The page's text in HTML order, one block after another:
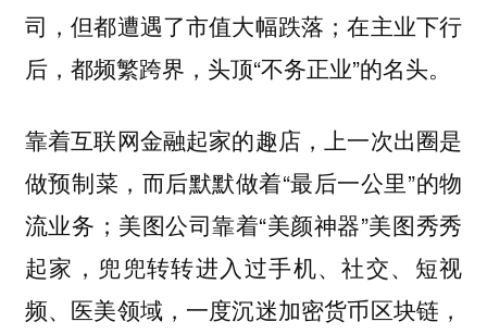
司，但都遭遇了市值大幅跌落；在主业下行
后，都频繁跨界，头顶“不务正业”的名头。
靠着互联网金融起家的趣店，上一次出圈是
做预制菜，而后默默做着“最后一公里”的物
流业务；美图公司靠着“美颜神器”美图秀秀
起家，兜兜转转进入过手机、社交、短视
频、医美领域，一度沉迷加密货币区块链，